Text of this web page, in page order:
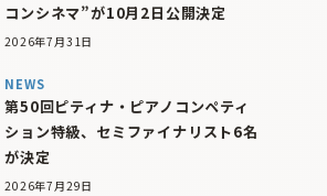
コンシネマ”が10月2日公開決定
2026年7月31日
NEWS
第50回ピティナ・ピアノコンペティ
ション特級、セミファイナリスト6名
が決定
2026年7月29日